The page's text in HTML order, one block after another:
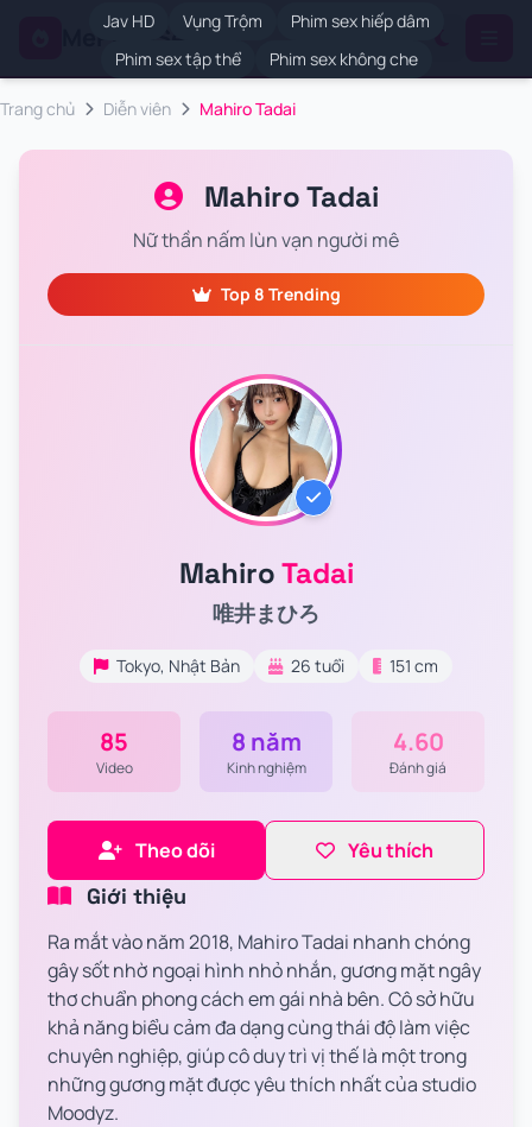
MePhimSex.VIP
Jav HD Vụng Trộm
Phim sex hiếp dâm
Phim sex tập thể
Phim sex không che
Trang chủ Diễn viên Mahiro Tadai
Mahiro Tadai
Nữ thần nấm lùn vạn người mê
Top 8 Trending
MahiroTadai
唯井まひろ
Tokyo, Nhật Bản 26 tuổi 151 cm
85
Video
8 năm
Kinh nghiệm
4.60
Đánh giá
Theo dõi Yêu thích
Giới thiệu
Ra mắt vào năm 2018, Mahiro Tadai nhanh chóng
gây sốt nhờ ngoại hình nhỏ nhắn, gương mặt ngây
thơ chuẩn phong cách em gái nhà bên. Cô sở hữu
khả năng biểu cảm đa dạng cùng thái độ làm việc
chuyên nghiệp, giúp cô duy trì vị thế là một trong
những gương mặt được yêu thích nhất của studio
Moodyz.